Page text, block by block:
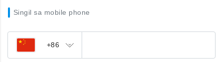
Singil sa mobile phone
+86